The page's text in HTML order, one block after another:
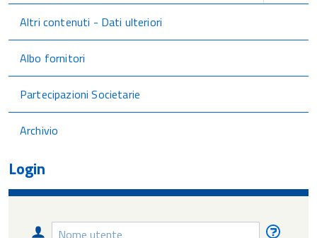
Altri contenuti - Dati ulteriori
Albo fornitori
Partecipazioni Societarie
Archivio
Login
Nome